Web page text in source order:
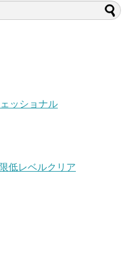
ッショナル
低レベルクリア